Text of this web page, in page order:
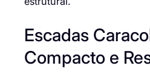
Escadas
Compacto e